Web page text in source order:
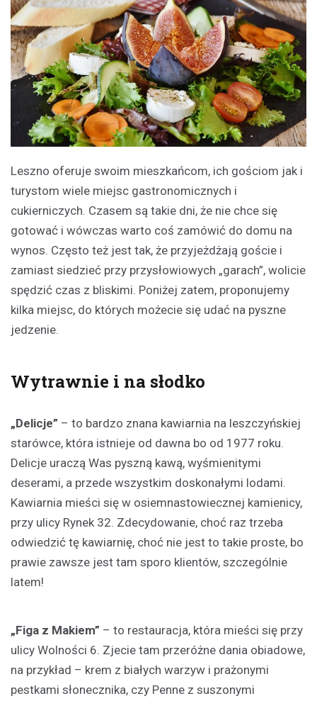
Leszno oferuje swoim mieszkańcom, ich gościom jak i
turystom wiele miejsc gastronomicznych i
cukierniczych. Czasem są takie dni, że nie chce się
gotować i wówczas warto coś zamówić do domu na
wynos. Często też jest tak, że przyjeżdżają goście i
zamiast siedzieć przy przysłowiowych „garach”, wolicie
spędzić czas z bliskimi. Poniżej zatem, proponujemy
kilka miejsc, do których możecie się udać na pyszne
jedzenie.
Wytrawnie i na słodko
„Delicje” – to bardzo znana kawiarnia na leszczyńskiej
starówce, która istnieje od dawna bo od 1977 roku.
Delicje uraczą Was pyszną kawą, wyśmienitymi
deserami, a przede wszystkim doskonałymi lodami.
Kawiarnia mieści się w osiemnastowiecznej kamienicy,
przy ulicy Rynek 32. Zdecydowanie, choć raz trzeba
odwiedzić tę kawiarnię, choć nie jest to takie proste, bo
prawie zawsze jest tam sporo klientów, szczególnie
latem!
„Figa z Makiem” – to restauracja, która mieści się przy
ulicy Wolności 6. Zjecie tam przeróżne dania obiadowe,
na przykład – krem z białych warzyw i prażonymi
pestkami słonecznika, czy Penne z suszonymi